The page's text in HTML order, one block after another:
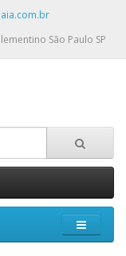
São Paulo SP